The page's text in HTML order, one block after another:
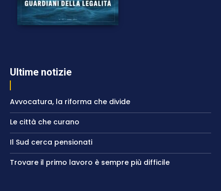
Ultime notizie
Avvocatura, la riforma che divide
Le città che curano
Il Sud cerca pensionati
Trovare il primo lavoro è sempre più difficile